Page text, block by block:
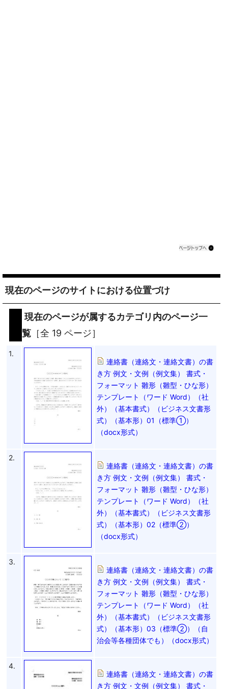
現在のページのサイトにおける位置づけ
現在のページが属するカテゴリ内のページ一
覧 ［全 19 ページ］
1.
連絡書（連絡文・連絡文書）の書
き方 例文・文例（例文集） 書式・
フォーマット 雛形（雛型・ひな形）
テンプレート（ワード Word）（社
外）（基本書式）（ビジネス文書形
式）（基本形）01（標準①）
（docx形式）
2.
連絡書（連絡文・連絡文書）の書
き方 例文・文例（例文集） 書式・
フォーマット 雛形（雛型・ひな形）
テンプレート（ワード Word）（社
外）（基本書式）（ビジネス文書形
式）（基本形）02（標準②）
（docx形式）
3.
連絡書（連絡文・連絡文書）の書
き方 例文・文例（例文集） 書式・
フォーマット 雛形（雛型・ひな形）
テンプレート（ワード Word）（社
外）（基本書式）（ビジネス文書形
式）（基本形）03（標準②）（自
治会等各種団体でも）（docx形式）
4.
連絡書（連絡文・連絡文書）の書
き方 例文・文例（例文集） 書式・